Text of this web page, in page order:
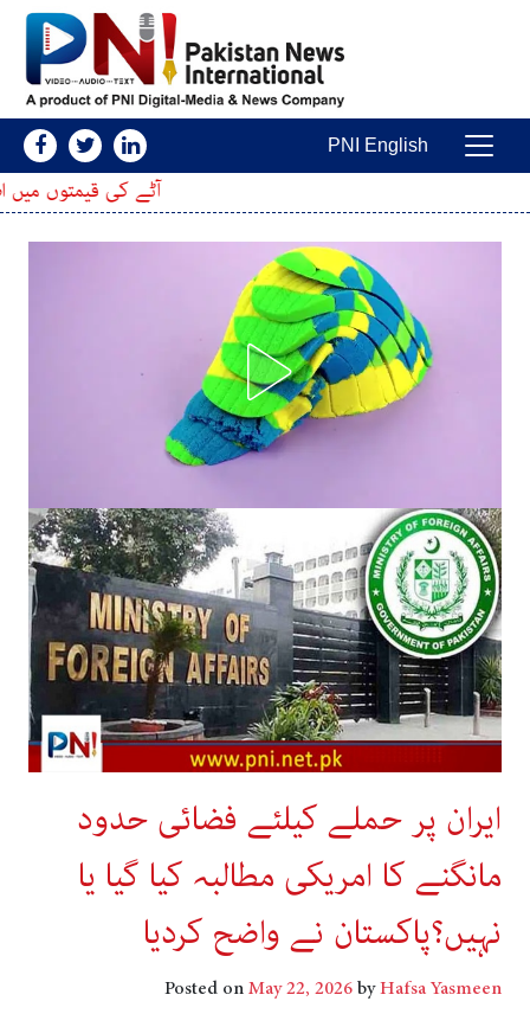
Main Navigation
PNI English
آٹے کی قیمتوں میں اضافہ، 20 کلو کا تھیلا مزید کتنا مہنگا ہوگیا؟
ایران پر حملے کیلئے فضائی حدود
مانگنے کا امریکی مطالبہ کیا گیا یا
نہیں؟پاکستان نے واضح کردیا
Posted onMay 22, 2026byHafsa Yasmeen